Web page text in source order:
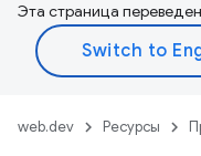
Эта страница
web.dev Ресурсы